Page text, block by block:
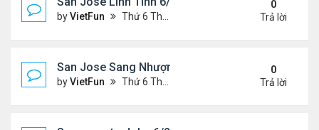
byVietFun Thứ 6 Tháng 6 25, 2021 2:07 pm
0
Trả lời
San Jose Sang Nhượng 6/25/21-7/2/21
byVietFun Thứ 6 Tháng 6 25, 2021 2:07 pm
0
Trả lời